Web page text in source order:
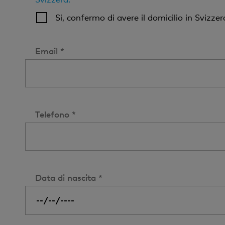
Si, confermo di avere il domicilio in
Email *
Telefono *
Data di nascita *